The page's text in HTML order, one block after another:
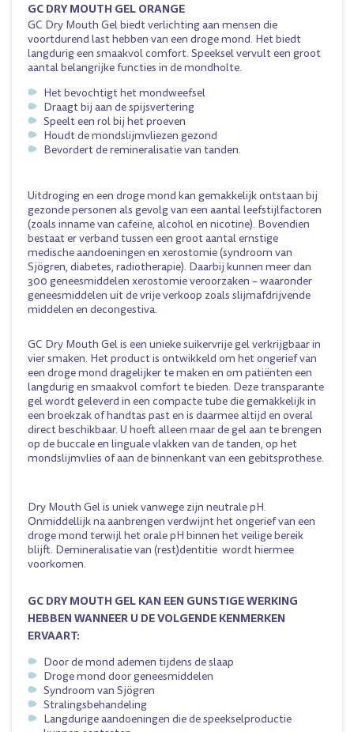
GC DRY MOUTH GEL ORANGE
GC Dry Mouth Gel biedt verlichting aan mensen die
voortdurend last hebben van een droge mond. Het biedt
langdurig een smaakvol comfort. Speeksel vervult een groot
aantal belangrijke functies in de mondholte.
Het bevochtigt het mondweefsel
Draagt bij aan de spijsvertering
Speelt een rol bij het proeven
Houdt de mondslijmvliezen gezond
Bevordert de remineralisatie van tanden.
Uitdroging en een droge mond kan gemakkelijk ontstaan bij
gezonde personen als gevolg van een aantal leefstijlfactoren
(zoals inname van cafeïne, alcohol en nicotine). Bovendien
bestaat er verband tussen een groot aantal ernstige
medische aandoeningen en xerostomie (syndroom van
Sjögren, diabetes, radiotherapie). Daarbij kunnen meer dan
300 geneesmiddelen xerostomie veroorzaken – waaronder
geneesmiddelen uit de vrije verkoop zoals slijmafdrijvende
middelen en decongestiva.
GC Dry Mouth Gel is een unieke suikervrije gel verkrijgbaar in
vier smaken. Het product is ontwikkeld om het ongerief van
een droge mond dragelijker te maken en om patiënten een
langdurig en smaakvol comfort te bieden. Deze transparante
gel wordt geleverd in een compacte tube die gemakkelijk in
een broekzak of handtas past en is daarmee altijd en overal
direct beschikbaar. U hoeft alleen maar de gel aan te brengen
op de buccale en linguale vlakken van de tanden, op het
mondslijmvlies of aan de binnenkant van een gebitsprothese.
Dry Mouth Gel is uniek vanwege zijn neutrale pH.
Onmiddellijk na aanbrengen verdwijnt het ongerief van een
droge mond terwijl het orale pH binnen het veilige bereik
blijft. Demineralisatie van (rest)dentitie wordt hiermee
voorkomen.
GC DRY MOUTH GEL KAN EEN GUNSTIGE WERKING
HEBBEN WANNEER U DE VOLGENDE KENMERKEN
ERVAART:
Door de mond ademen tijdens de slaap
Droge mond door geneesmiddelen
Syndroom van Sjögren
Stralingsbehandeling
Langdurige aandoeningen die de speekselproductie